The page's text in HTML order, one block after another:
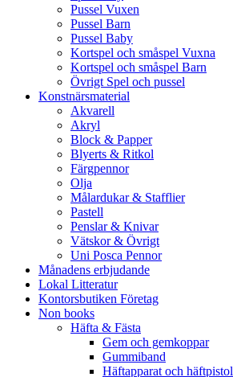
Pussel Vuxen
Pussel Barn
Pussel Baby
Kortspel och småspel Vuxna
Kortspel och småspel Barn
Övrigt Spel och pussel
Konstnärsmaterial
Akvarell
Akryl
Block & Papper
Blyerts & Ritkol
Färgpennor
Olja
Målardukar & Stafflier
Pastell
Penslar & Knivar
Vätskor & Övrigt
Uni Posca Pennor
Månadens erbjudande
Lokal Litteratur
Kontorsbutiken Företag
Non books
Häfta & Fästa
Gem och gemkoppar
Gummiband
Häftapparat och häftpistol